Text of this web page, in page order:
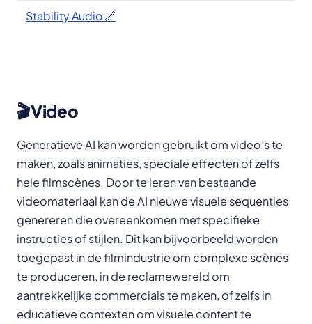
Stability Audio 🔗
🎬Video
Generatieve AI kan worden gebruikt om video’s te
maken, zoals animaties, speciale effecten of zelfs
hele filmscènes. Door te leren van bestaande
videomateriaal kan de AI nieuwe visuele sequenties
genereren die overeenkomen met specifieke
instructies of stijlen. Dit kan bijvoorbeeld worden
toegepast in de filmindustrie om complexe scènes
te produceren, in de reclamewereld om
aantrekkelijke commercials te maken, of zelfs in
educatieve contexten om visuele content te